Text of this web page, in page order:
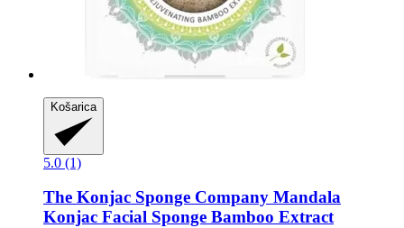
Košarica
5.0 (1)
The Konjac Sponge Company Mandala
Konjac Facial Sponge Bamboo Extract